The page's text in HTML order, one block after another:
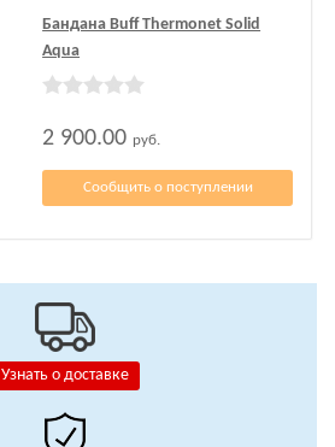
Узнать о доставке
Бандана Buff Thermonet Solid
Aqua
2 900.00 руб.
Сообщить о поступлении